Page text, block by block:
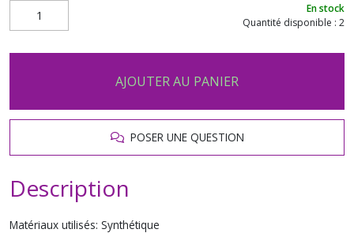
En stock
Quantité disponible : 2
AJOUTER AU PANIER
POSER UNE QUESTION
Description
Matériaux utilisés: Synthétique